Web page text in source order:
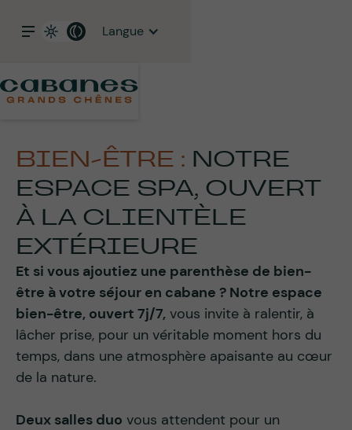
Langue
BIEN-ÊTRE : NOTRE
ESPACE SPA, OUVERT
À LA CLIENTÈLE
EXTÉRIEURE
Et si vous ajoutiez une parenthèse de bien-
être à votre séjour en cabane ? Notre espace
bien-être, ouvert 7j/7, vous invite à ralentir, à
lâcher prise, pour un véritable moment hors du
temps, dans une atmosphère apaisante au cœur
de la nature.
Deux salles duo vous attendent pour un